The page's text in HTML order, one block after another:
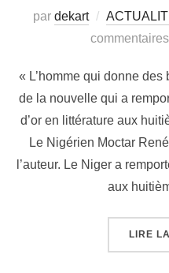
par dekart
« L’homme qui donne des
de la nouvelle qui a
d’or en littérature aux
Le Nigérien Moctar
l’auteur. Le Niger a
aux
LIRE